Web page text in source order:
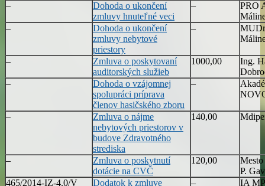
–
Dohoda o ukončení
zmluvy hnuteľné veci
–
PRO
–
Dohoda o ukončení
zmluvy nebytové
priestory
–
–
Zmluva o poskytovaní
auditorských služieb
1000,00
Ing.
–
Dohoda o vzájomnej
spolupráci príprava
členov hasičského zboru
–
–
Zmluva o nájme
nebytových priestorov v
budove Zdravotného
strediska
140,00
–
Zmluva o poskytnutí
dotácie na CVČ
120,00
Mesto
P.
465/2014-IZ-4.0/V
Dodatok k zmluve
– IA